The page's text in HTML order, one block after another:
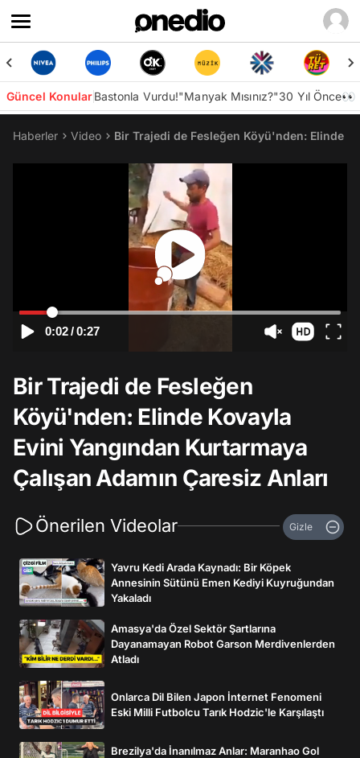
Güncel KonularBastonla Vurdu!"Manyak Mısınız?"30 Yıl Önce👀
Haberler Video Bir Trajedi de Fesleğen Köyü'nden: Elinde
0:02/0:27
Bir Trajedi de Fesleğen
Köyü'nden: Elinde Kovayla
Evini Yangından Kurtarmaya
Çalışan Adamın Çaresiz Anları
Önerilen Videolar Gizle
Yavru Kedi Arada Kaynadı: Bir Köpek
Annesinin Sütünü Emen Kediyi Kuyruğundan
Yakaladı
Amasya'da Özel Sektör Şartlarına
Dayanamayan Robot Garson Merdivenlerden
Atladı
Onlarca Dil Bilen Japon İnternet Fenomeni
Eski Milli Futbolcu Tarık Hodzic'le Karşılaştı
Brezilya'da İnanılmaz Anlar: Maranhao Gol